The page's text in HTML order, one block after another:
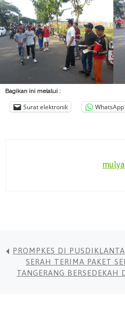
Bagikan ini melalui :
Surat elektronik WhatsApp
mulya
PROMPKES DI
SERAH TERIMA PAKET
TANGERANG BERSEDEKAH